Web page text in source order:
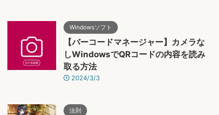
Windowsソフト
【バーコードマネージャー】カメラな
しWindowsでQRコードの内容を読み
取る方法
2024/3/3
法則